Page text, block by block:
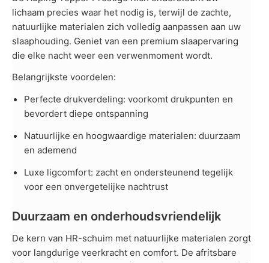
lichaam precies waar het nodig is, terwijl de zachte,
natuurlijke materialen zich volledig aanpassen aan uw
slaaphouding. Geniet van een premium slaapervaring
die elke nacht weer een verwenmoment wordt.
Belangrijkste voordelen:
Perfecte drukverdeling: voorkomt drukpunten en
bevordert diepe ontspanning
Natuurlijke en hoogwaardige materialen: duurzaam
en ademend
Luxe ligcomfort: zacht en ondersteunend tegelijk
voor een onvergetelijke nachtrust
Duurzaam en onderhoudsvriendelijk
De kern van HR-schuim met natuurlijke materialen zorgt
voor langdurige veerkracht en comfort. De afritsbare